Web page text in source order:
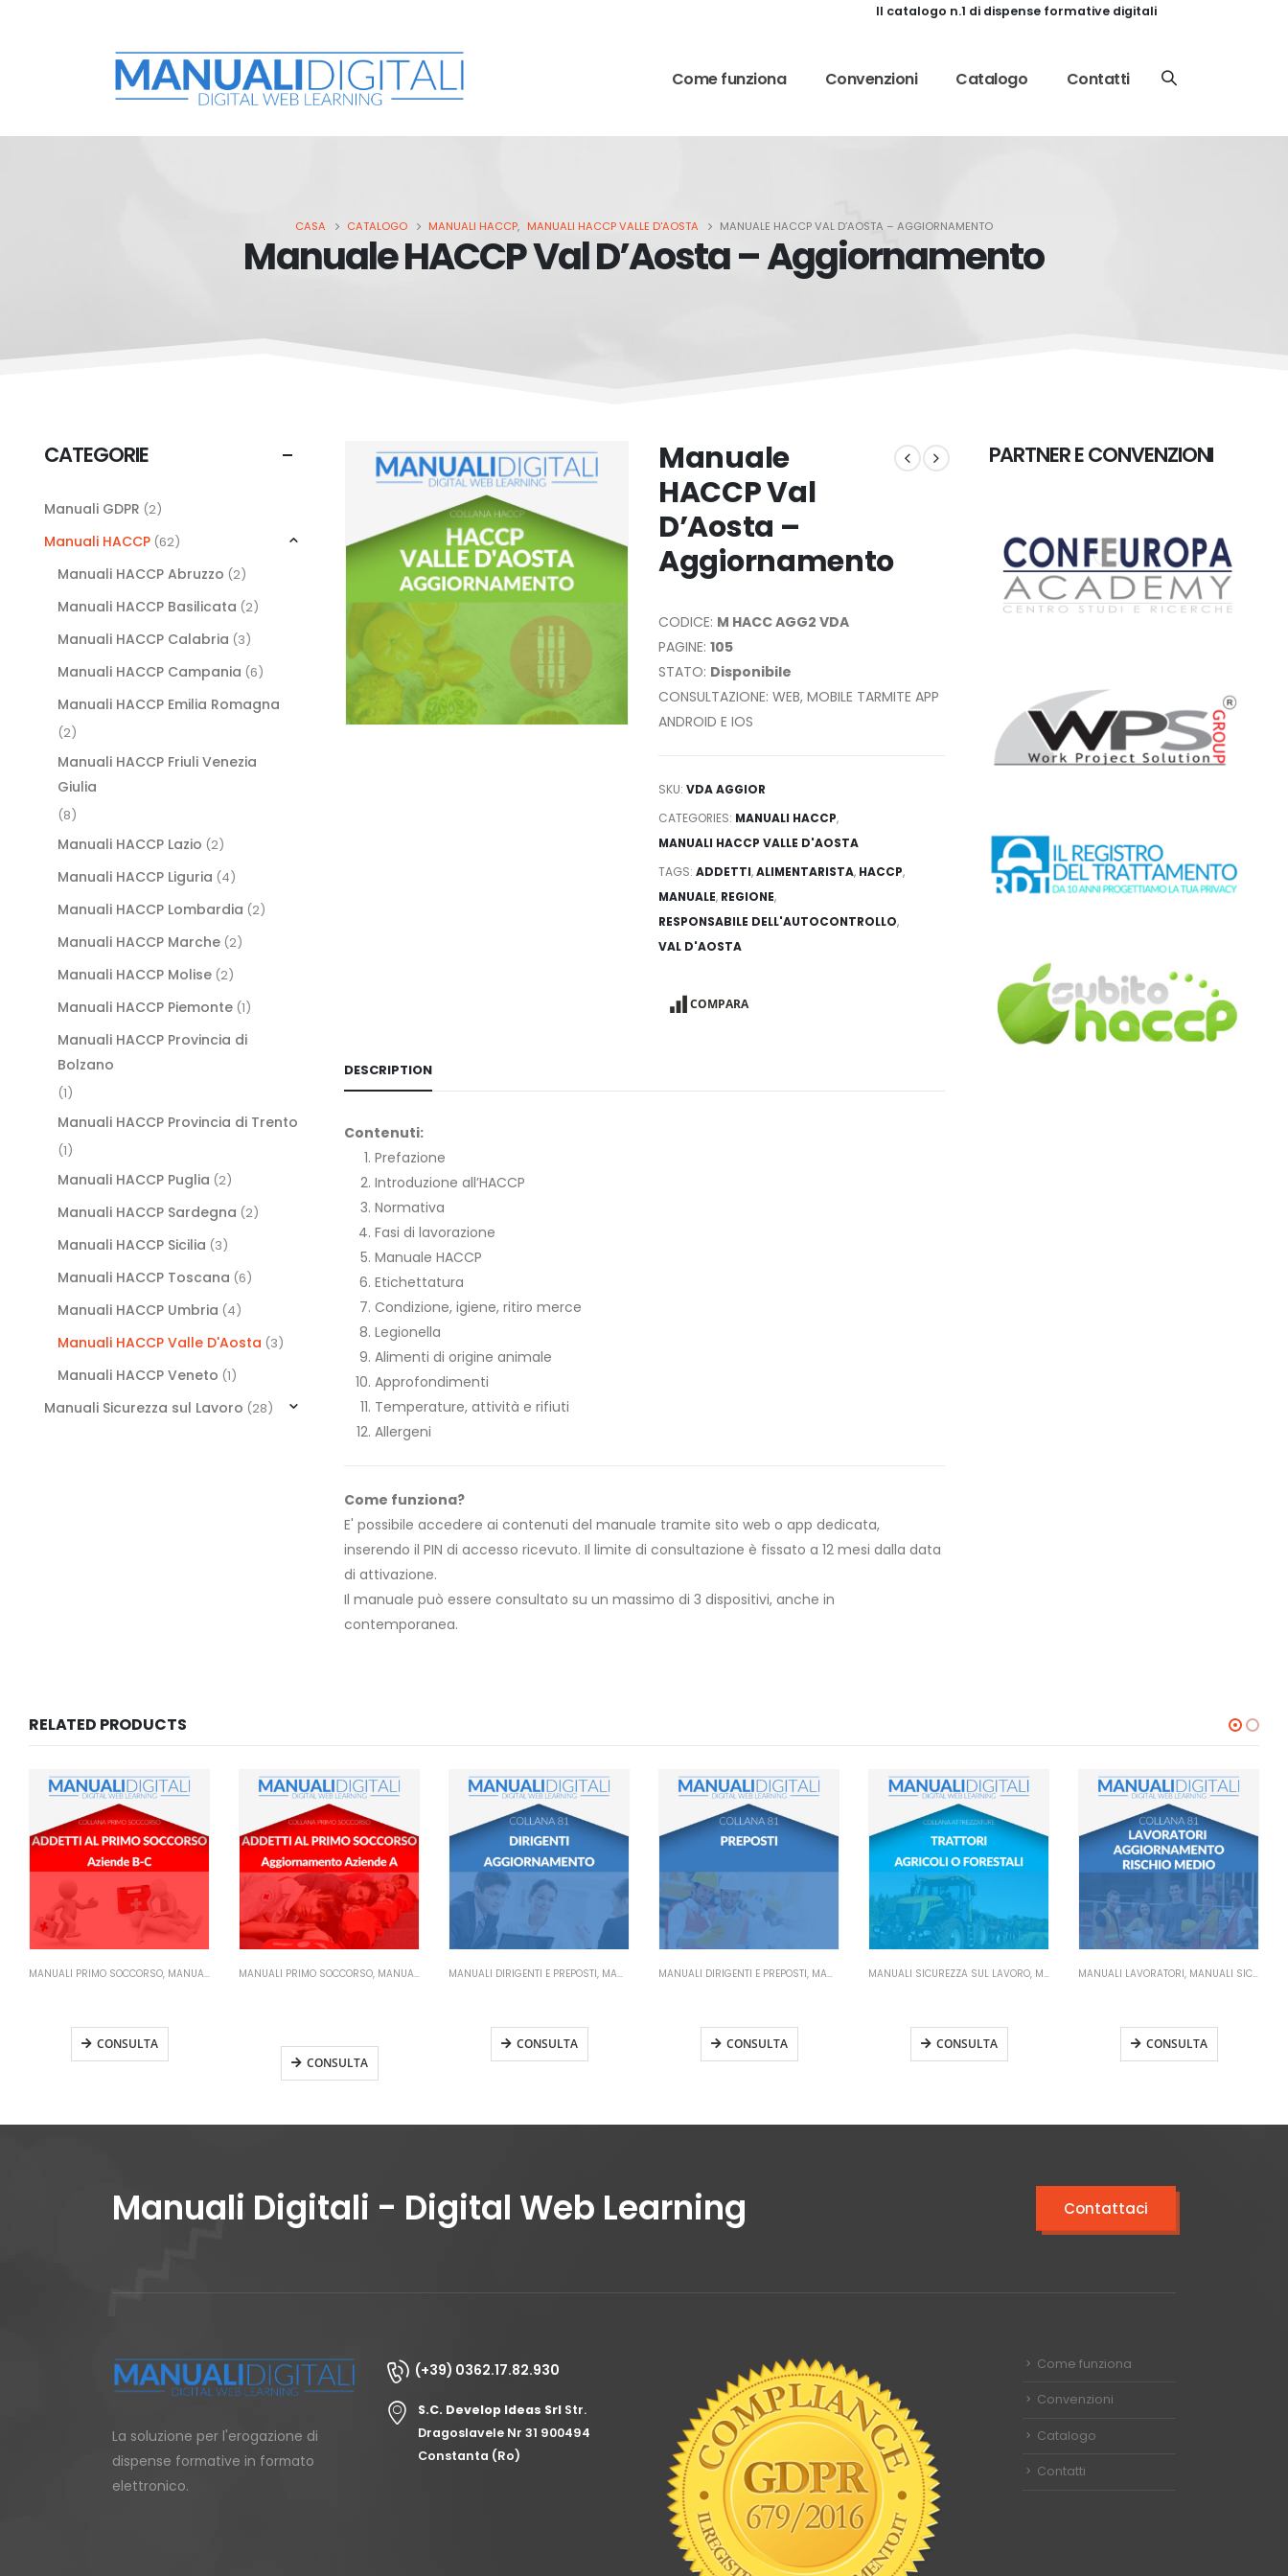
Il catalogo n.1 di dispense formative digitali
Come funziona Convenzioni Catalogo Contatti
CASA CATALOGO MANUALI HACCP, MANUALI HACCP VALLE D'AOSTA MANUALE HACCP VAL D’AOSTA – AGGIORNAMENTO
Manuale HACCP Val D’Aosta – Aggiornamento
Manuale
HACCP Val
D’Aosta –
Aggiornamento
CODICE: M HACC AGG2 VDA
PAGINE: 105
STATO: Disponibile
CONSULTAZIONE: WEB, MOBILE TARMITE APP
ANDROID E IOS
SKU: VDA AGGIOR
CATEGORIES: MANUALI HACCP,
MANUALI HACCP VALLE D'AOSTA
TAGS: ADDETTI,ALIMENTARISTA, HACCP,
MANUALE, REGIONE,
RESPONSABILE DELL'AUTOCONTROLLO,
VAL D'AOSTA
COMPARA
DESCRIPTION
Contenuti:
Prefazione
Introduzione all’HACCP
Normativa
Fasi di lavorazione
Manuale HACCP
Etichettatura
Condizione, igiene, ritiro merce
Legionella
Alimenti di origine animale
Approfondimenti
Temperature, attività e rifiuti
Allergeni
Come funziona?
E' possibile accedere ai contenuti del manuale tramite sito web o app dedicata,
inserendo il PIN di accesso ricevuto. Il limite di consultazione è fissato a 12 mesi dalla data
di attivazione.
Il manuale può essere consultato su un massimo di 3 dispositivi, anche in
contemporanea.
CATEGORIE
Manuali GDPR (2)
Manuali HACCP (62)
Manuali HACCP Abruzzo (2)
Manuali HACCP Basilicata (2)
Manuali HACCP Calabria (3)
Manuali HACCP Campania (6)
Manuali HACCP Emilia Romagna
(2)
Manuali HACCP Friuli Venezia
Giulia
(8)
Manuali HACCP Lazio (2)
Manuali HACCP Liguria (4)
Manuali HACCP Lombardia (2)
Manuali HACCP Marche (2)
Manuali HACCP Molise (2)
Manuali HACCP Piemonte (1)
Manuali HACCP Provincia di
Bolzano
(1)
Manuali HACCP Provincia di Trento
(1)
Manuali HACCP Puglia (2)
Manuali HACCP Sardegna (2)
Manuali HACCP Sicilia (3)
Manuali HACCP Toscana (6)
Manuali HACCP Umbria (4)
Manuali HACCP Valle D'Aosta (3)
Manuali HACCP Veneto (1)
Manuali Sicurezza sul Lavoro (28)
PARTNER E CONVENZIONI
RELATED PRODUCTS
MANUALI PRIMO SOCCORSO, MANUALI SICUREZZA SUL LAVORO
Aggiornamento
CONSULTA
MANUALI DIRIGENTI E PREPOSTI,MANUALI SICUREZZA SUL LAVORO
CONSULTA
MANUALI DIRIGENTI E PREPOSTI, MANUALI SICUREZZA SUL LAVORO
CONSULTA
MANUALI SICUREZZA SUL LAVORO,MANUALI ATTREZZATURE
CONSULTA
MANUALI LAVORATORI,MANUALI SICUREZZA SUL LAVORO
CONSULTA
MANUALI LAVORATORI, MANUALI SICUREZZA SUL LAVORO
CONSULTA
Manuali Digitali - Digital Web Learning Contattaci
La soluzione per l'erogazione di
dispense formative in formato
elettronico.
(+39) 0362.17.82.930
S.C. Develop Ideas Srl Str.
Dragoslavele Nr 31 900494
Constanta (Ro)
Come funziona
Convenzioni
Catalogo
Contatti